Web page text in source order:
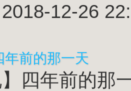
12-26
年前的那一天
】四年前的那